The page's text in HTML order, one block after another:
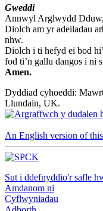
Gweddi
Annwyl Arglwydd Dduw,
Diolch am yr adeiladau
nhw.
Diolch i ti hefyd ei bod
fod ti’n gallu dangos i ni
Amen.
Dyddiad cyhoeddi:
Llundain, UK.
An English version of
Sut i ddefnyddio'r safle
Amdanom ni
Cyflwyniadau